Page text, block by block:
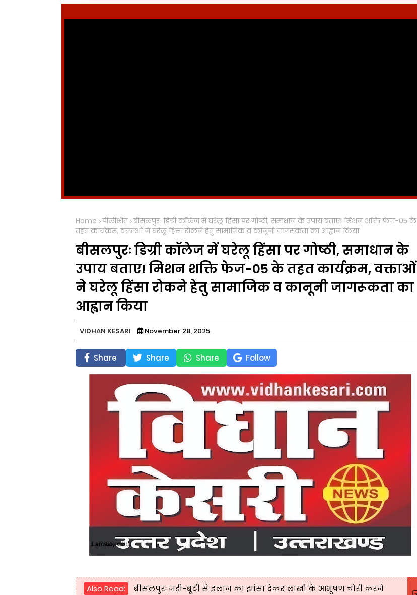
Home पीलीभीत बीसलपुरः डिग्री कॉलेज में घरेलू हिंसा पर गोष्ठी, समाधान के उपाय बताए! मिशन शक्ति फेज-05 के
तहत कार्यक्रम, वक्ताओं ने घरेलू हिंसा रोकने हेतु सामाजिक व कानूनी जागरूकता का आह्वान किया
बीसलपुरः डिग्री कॉलेज में घरेलू हिंसा पर गोष्ठी, समाधान के
उपाय बताए! मिशन शक्ति फेज-05 के तहत कार्यक्रम, वक्ताओं
ने घरेलू हिंसा रोकने हेतु सामाजिक व कानूनी जागरूकता का
आह्वान किया
VIDHAN KESARI November 28, 2025
Share Share Share Follow
Also Read:
बीसलपुरः जड़ी-बूटी से इलाज का झांसा देकर लाखों के आभूषण चोरी करने